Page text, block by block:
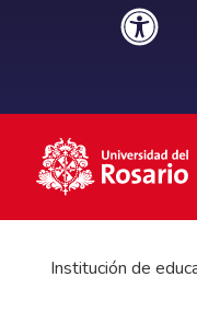
Institución de